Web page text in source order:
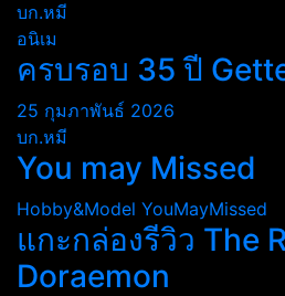
บก.หมี
อนิเม
ครบรอบ 35 ปี
25 กุมภาพันธ์ 2026
บก.หมี
You may Missed
Hobby&Model YouMayMissed
แกะกล่องรีวิว The
Doraemon